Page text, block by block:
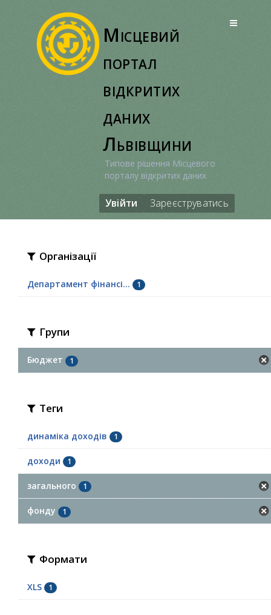
Місцевий
портал
відкритих
даних
Львівщини
Типове рішення Місцевого
порталу відкритих даних
Увійти Зареєструватись
Організації
Департамент фінансі... 1
Групи
Бюджет 1
Теги
динаміка доходів 1
доходи 1
загального 1
фонду 1
Формати
XLS 1